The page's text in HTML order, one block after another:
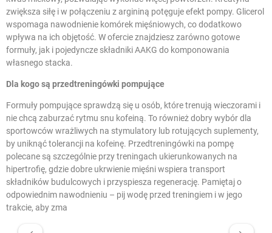
zwiększa siłę i w połączeniu z argininą potęguje efekt pompy. Glicerol
wspomaga nawodnienie komórek mięśniowych, co dodatkowo
wpływa na ich objętość. W ofercie znajdziesz zarówno gotowe
formuły, jak i pojedyncze składniki AAKG do komponowania
własnego stacka.
Dla kogo są przedtreningówki pompujące
Formuły pompujące sprawdzą się u osób, które trenują wieczorami i
nie chcą zaburzać rytmu snu kofeiną. To również dobry wybór dla
sportowców wrażliwych na stymulatory lub rotujących suplementy,
by uniknąć tolerancji na kofeinę. Przedtreningówki na pompę
polecane są szczególnie przy treningach ukierunkowanych na
hipertrofię, gdzie dobre ukrwienie mięśni wspiera transport
składników budulcowych i przyspiesza regenerację. Pamiętaj o
odpowiednim nawodnieniu – pij wodę przed treningiem i w jego
trakcie, aby zma